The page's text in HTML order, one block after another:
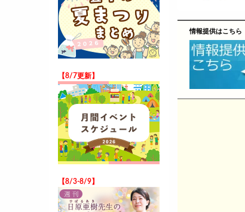
情報提供はこちら
【8/7更新】
【8/3-8/9】